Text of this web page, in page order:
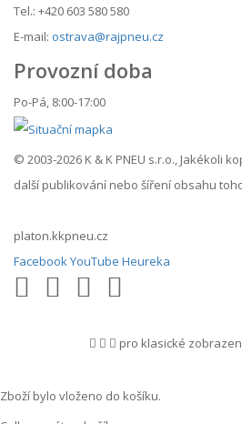
Tel.: +420 603 580 580
E-mail: ostrava@rajpneu.cz
Provozní doba
Po-Pá, 8:00-17:00
© 2003-2026 K & K PNEU s.r.o., Jakékoli
další publikování nebo šíření obsahu
platon.kkpneu.cz
Facebook YouTube Heureka
pro klasické
Zboží bylo vloženo do košíku.